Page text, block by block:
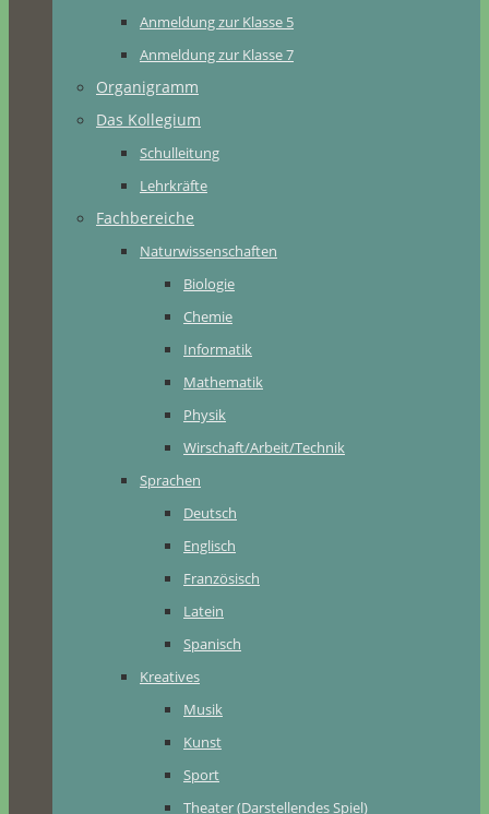
Anmeldung zur Klasse 5
Anmeldung zur Klasse 7
Organigramm
Das Kollegium
Schulleitung
Lehrkräfte
Fachbereiche
Naturwissenschaften
Biologie
Chemie
Informatik
Mathematik
Physik
Wirschaft/Arbeit/Technik
Sprachen
Deutsch
Englisch
Französisch
Latein
Spanisch
Kreatives
Musik
Kunst
Sport
Theater (Darstellendes Spiel)